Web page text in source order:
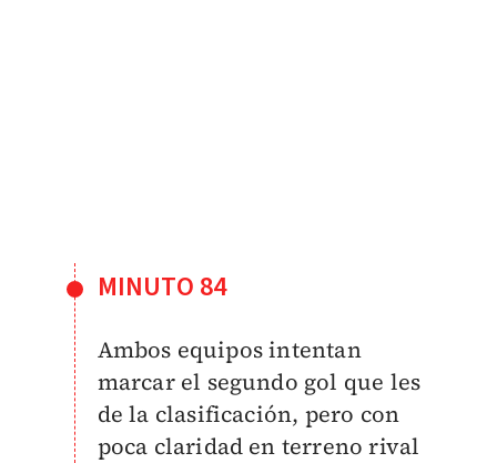
MINUTO 84
Ambos equipos intentan
marcar el segundo gol que les
de la clasificación, pero con
poca claridad en terreno rival